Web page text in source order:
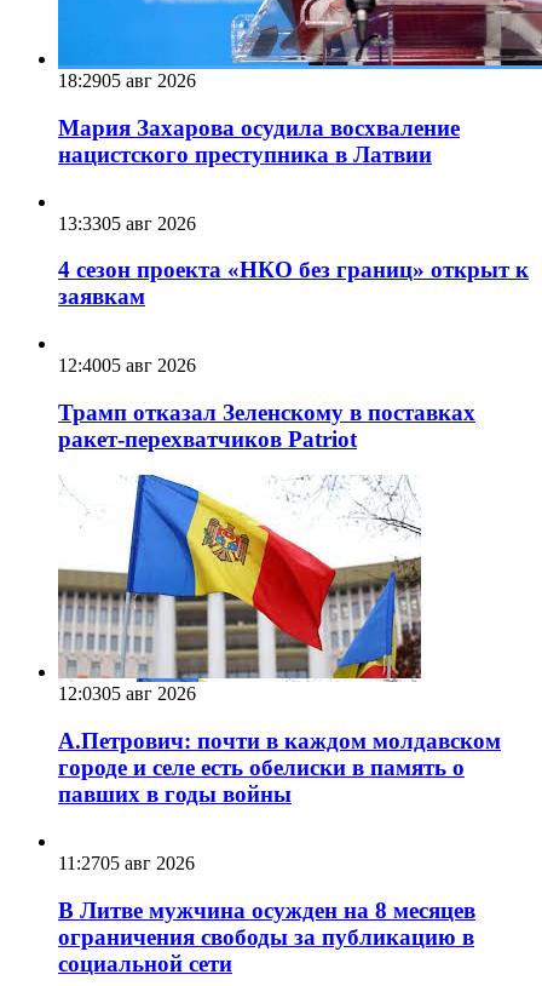
18:2905 авг 2026
Мария Захарова осудила восхваление
нацистского преступника в Латвии
13:3305 авг 2026
4 сезон проекта «НКО без границ» открыт к
заявкам
12:4005 авг 2026
Трамп отказал Зеленскому в поставках
ракет-перехватчиков Patriot
12:0305 авг 2026
А.Петрович: почти в каждом молдавском
городе и селе есть обелиски в память о
павших в годы войны
11:2705 авг 2026
В Литве мужчина осужден на 8 месяцев
ограничения свободы за публикацию в
социальной сети